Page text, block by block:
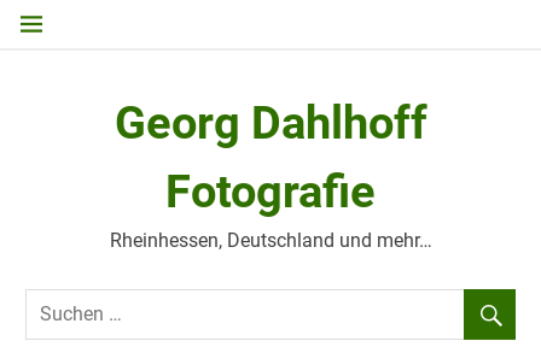
Zum
Georg Dahlhoff
Fotografie
Rheinhessen, Deutschland und mehr…